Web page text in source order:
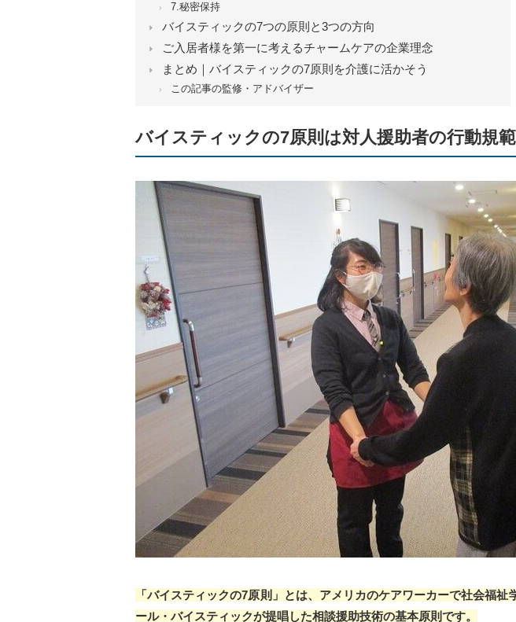
7.秘密保持
バイスティックの7つの原則と3つの方向
ご入居者様を第一に考えるチャームケアの企業理念
まとめ｜バイスティックの7原則を介護に活かそう
この記事の監修・アドバイザー
バイスティックの7原則は対人援助者の行動規範
「バイスティックの7原則」とは、アメリカのケアワーカーで社会福祉
ール・バイスティックが提唱した相談援助技術の基本原則です。